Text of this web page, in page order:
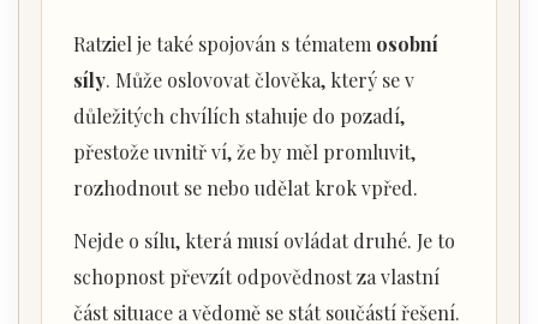
Ratziel je také spojován s tématem osobní
síly. Může oslovovat člověka, který se v
důležitých chvílích stahuje do pozadí,
přestože uvnitř ví, že by měl promluvit,
rozhodnout se nebo udělat krok vpřed.
Nejde o sílu, která musí ovládat druhé. Je to
schopnost převzít odpovědnost za vlastní
část situace a vědomě se stát součástí řešení.